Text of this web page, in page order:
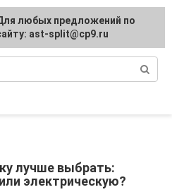
лучше выбрать:
электрическую?
любых предложений по
ast-split@cp9.ru